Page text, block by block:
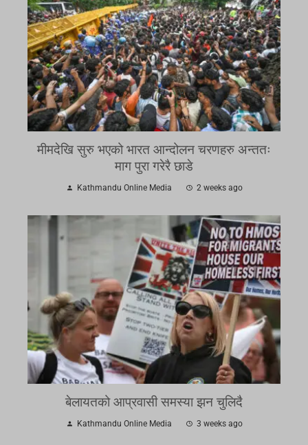
मीमदेखि सुरु भएको भारत आन्दोलन चरणहरु अन्ततः
माग पुरा गरेरै छाडे
Kathmandu Online Media 2 weeks ago
बेलायतको आप्रवासी समस्या झन चुलिदै
Kathmandu Online Media 3 weeks ago